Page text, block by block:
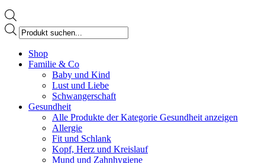
Products
search
page
opens
Shop
Familie & Co
Baby und Kind
Lust und Liebe
Schwangerschaft
Gesundheit
Alle Produkte der Kategorie Gesundheit anzeigen
Allergie
Fit und Schlank
Kopf, Herz und Kreislauf
Mund und Zahnhygiene